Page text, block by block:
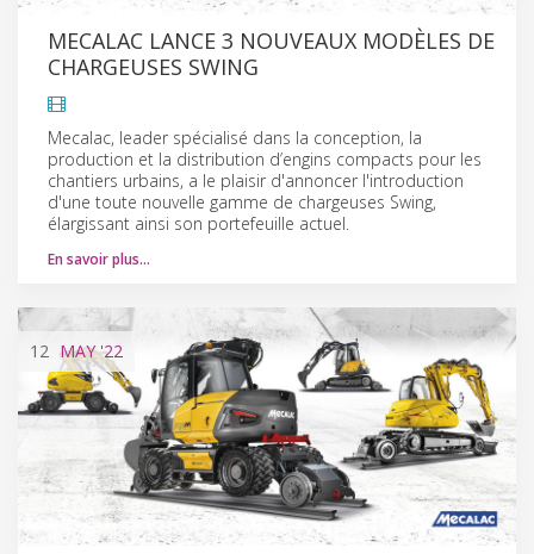
MECALAC LANCE 3 NOUVEAUX MODÈLES DE
CHARGEUSES SWING
Mecalac, leader spécialisé dans la conception, la
production et la distribution d’engins compacts pour les
chantiers urbains, a le plaisir d'annoncer l'introduction
d'une toute nouvelle gamme de chargeuses Swing,
élargissant ainsi son portefeuille actuel.
En savoir plus…
12 MAY'22